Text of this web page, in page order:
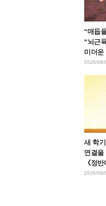
“매듭
“뇌근
미더운
2026/08/
새 학
연결
《정
리·장
2026/08/